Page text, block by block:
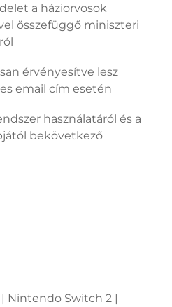
a háziorvosok
összefüggő miniszteri
érvényesítve lesz
email cím esetén
használatáról és a
bekövetkező
Nintendo Switch 2 |